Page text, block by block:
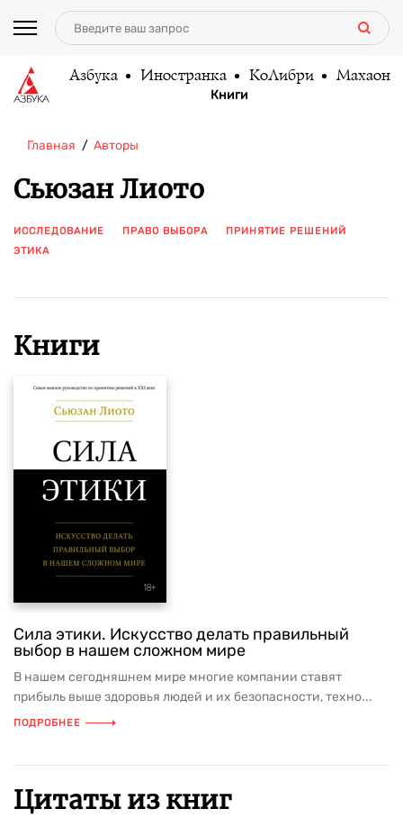
Азбука Иностранка КоЛибри Махаон
Книги
Главная Авторы
Сьюзан Лиото
ИССЛЕДОВАНИЕ ПРАВО ВЫБОРА
ПРИНЯТИЕ РЕШЕНИЙ
ЭТИКА
Книги
Сила этики. Искусство делать правильный
выбор в нашем сложном мире
В нашем сегодняшнем мире многие компании ставят
прибыль выше здоровья людей и их безопасности, техно...
ПОДРОБНЕЕ
Цитаты из книг